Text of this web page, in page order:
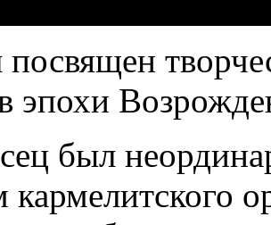
посвящен
эпохи
был
кармелитского